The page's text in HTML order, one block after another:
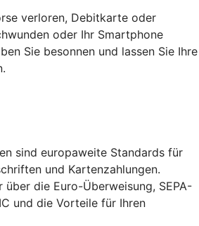
verloren, Debitkarte oder
oder Ihr Smartphone
Sie besonnen und lassen Sie Ihre
sind europaweite Standards für
und Kartenzahlungen.
über die Euro-Überweisung, SEPA-
und die Vorteile für Ihren